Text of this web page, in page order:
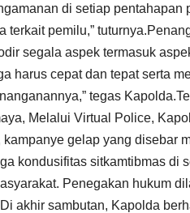
di setiap
terkait pemilu,”
segala aspek termasuk
harus cepat dan tepat serta
tegas
Melalui Virtual Police,
gelap yang disebar
kondusifitas sitkamtibmas di
Penegakan hukum
akhir sambutan, Kapolda